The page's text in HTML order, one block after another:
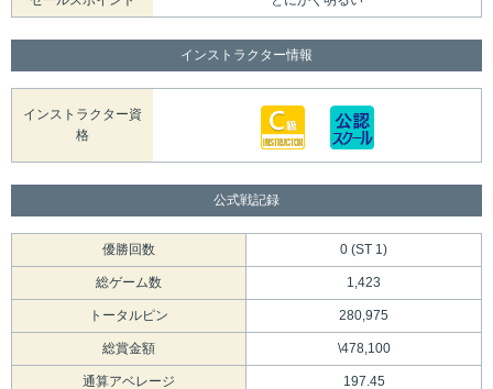
インストラクター情報
インストラクター資
格
公式戦記録
優勝回数 0 (ST 1)
総ゲーム数 1,423
トータルピン 280,975
総賞金額 \478,100
通算アベレージ 197.45